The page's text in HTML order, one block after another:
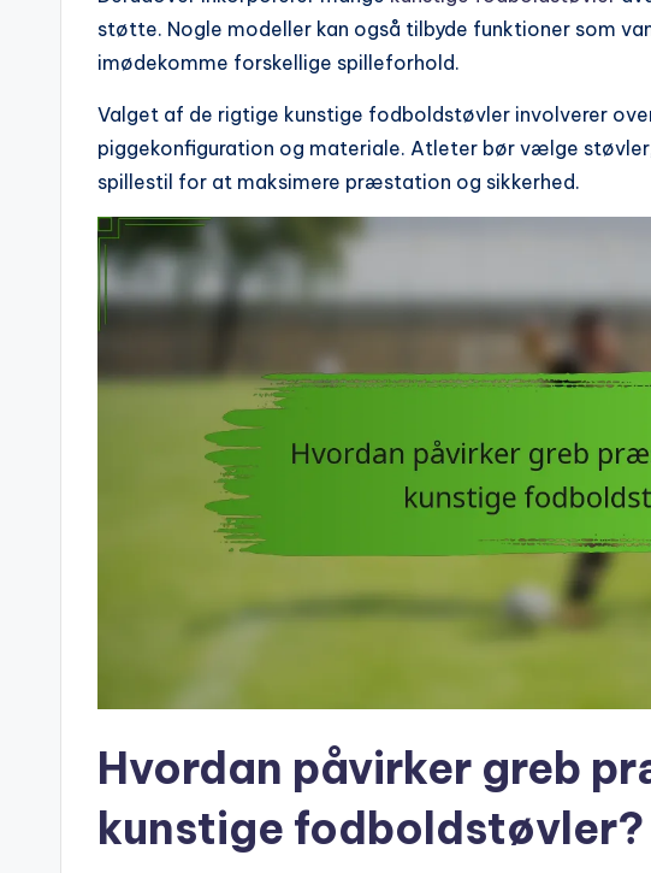
støtte. Nogle modeller kan også tilbyde funktioner som
imødekomme forskellige spilleforhold.
Valget af de rigtige kunstige fodboldstøvler involverer
piggekonfiguration og materiale. Atleter bør vælge
spillestil for at maksimere præstation og sikkerhed.
Hvordan påvirker greb
kunstige fodboldstøvler?